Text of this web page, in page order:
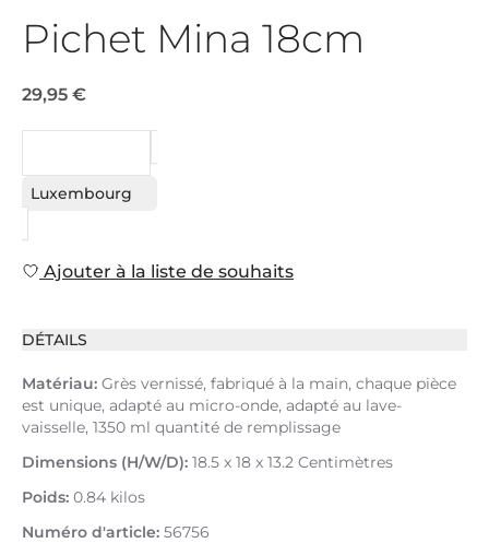
Pichet Mina 18cm
29,95 €
Luxembourg
Ajouter à la liste de souhaits
DÉTAILS
Matériau: Grès vernissé, fabriqué à la main, chaque pièce
est unique, adapté au micro-onde, adapté au lave-
vaisselle, 1350 ml quantité de remplissage
Dimensions (H/W/D): 18.5 x 18 x 13.2 Centimètres
Poids: 0.84 kilos
Numéro d'article: 56756